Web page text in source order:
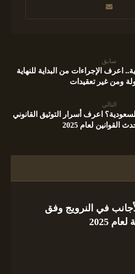
سابق
اعرف الإجراءات من البداية للنهاية
ومن غير تعقيدات
التالي
اعرف أسرار التوثيق القانوني
القوانين لعام 2025
في النرويج وفق
2025